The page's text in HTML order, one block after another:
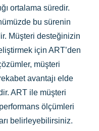
ortalama süredir.
bu sürenin
Müşteri desteğinizin
için ART’den
müşteri
avantajı elde
ART ile müşteri
ölçümleri
belirleyebilirsiniz.